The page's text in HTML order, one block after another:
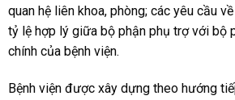
quan hệ liên khoa, phòng; các yêu cầu
tỷ lệ hợp lý giữa bộ phận phụ trợ với bộ
chính của bệnh viện.
Bệnh viện được xây dựng theo hướng